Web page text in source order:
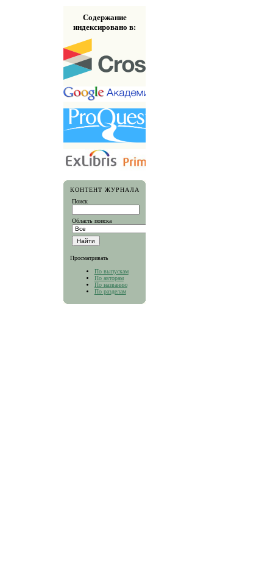
Содержание
индексировано в:
КОНТЕНТ ЖУРНАЛА
Поиск
Область поиска
Просматривать
По выпускам
По авторам
По названию
По разделам